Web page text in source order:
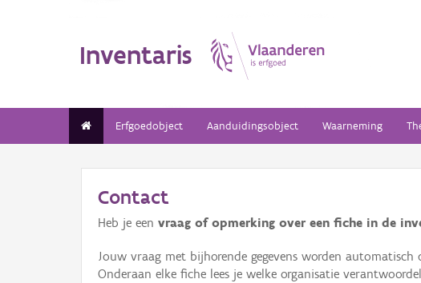
Inventaris
Erfgoedobject Aanduidingsobject Waarneming
Contact
Heb je een vraag of opmerking over een fiche in de
Jouw vraag met bijhorende gegevens worden
Onderaan elke fiche lees je welke organisatie